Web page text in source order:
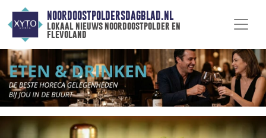
NOORDOOSTPOLDERSDAGBLAD.NL
lokaal nieuws noordoostpolder en
flevoland